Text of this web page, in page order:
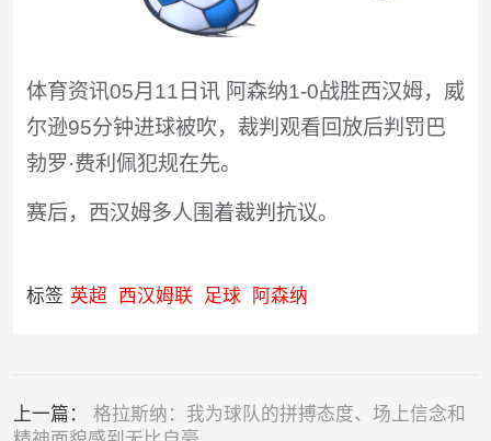
体育资讯05月11日讯 阿森纳1-0战胜西汉姆，威
尔逊95分钟进球被吹，裁判观看回放后判罚巴
勃罗·费利佩犯规在先。
赛后，西汉姆多人围着裁判抗议。
标签 英超 西汉姆联 足球 阿森纳
上一篇： 格拉斯纳：我为球队的拼搏态度、场上信念和